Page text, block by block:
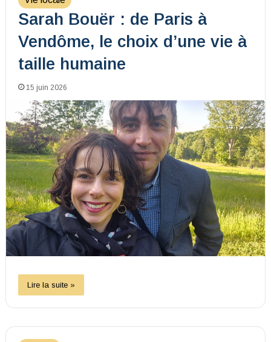
Sarah Bouër : de Paris à
Vendôme, le choix d’une vie à
taille humaine
15 juin 2026
Lire la suite »